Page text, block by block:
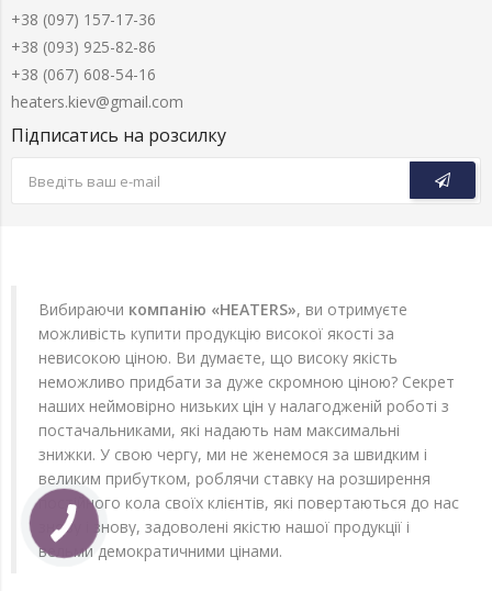
+38 (097) 157-17-36
+38 (093) 925-82-86
+38 (067) 608-54-16
heaters.kiev@gmail.com
Підписатись на розсилку
Вибираючи компанію «HEATERS», ви отримуєте
можливість купити продукцію високої якості за
невисокою ціною. Ви думаєте, що високу якість
неможливо придбати за дуже скромною ціною? Секрет
наших неймовірно низьких цін у налагодженій роботі з
постачальниками, які надають нам максимальні
знижки. У свою чергу, ми не женемося за швидким і
великим прибутком, роблячи ставку на розширення
постійного кола своїх клієнтів, які повертаються до нас
знову і знову, задоволені якістю нашої продукції і
вельми демократичними цінами.